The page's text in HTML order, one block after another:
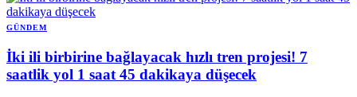
GÜNDEM
İki ili birbirine bağlayacak hızlı tren projesi! 7
saatlik yol 1 saat 45 dakikaya düşecek